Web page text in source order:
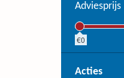
Adviesprijs
0
Acties